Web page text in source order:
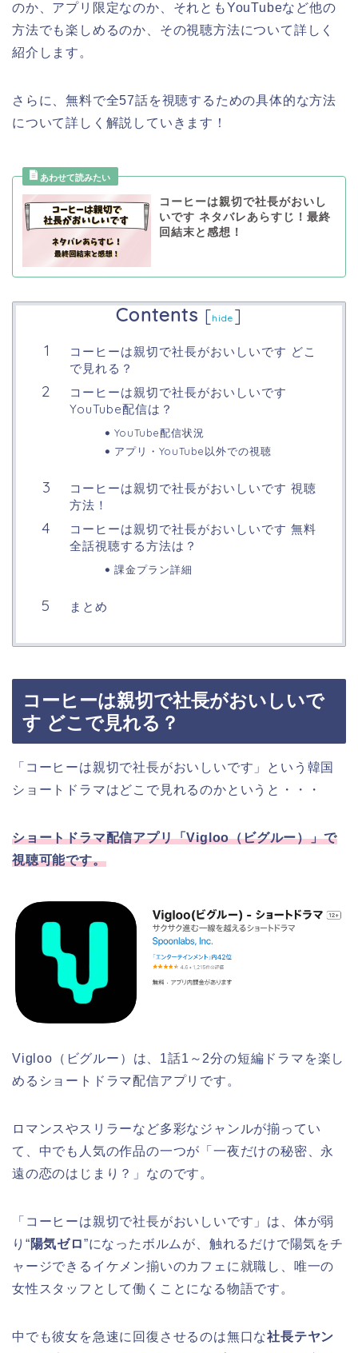
のか、アプリ限定なのか、それともYouTubeなど他の
方法でも楽しめるのか、その視聴方法について詳しく
紹介します。
さらに、無料で全57話を視聴するための具体的な方法
について詳しく解説していきます！
コーヒーは親切で社長がおいし
いです ネタバレあらすじ！最終
回結末と感想！
Contents [hide ]
コーヒーは親切で社長がおいしいです どこ
で見れる？
コーヒーは親切で社長がおいしいです
YouTube配信は？
YouTube配信状況
アプリ・YouTube以外での視聴
コーヒーは親切で社長がおいしいです 視聴
方法！
コーヒーは親切で社長がおいしいです 無料
全話視聴する方法は？
課金プラン詳細
まとめ
コーヒーは親切で社長がおいしいで
す どこで見れる？
「コーヒーは親切で社長がおいしいです」という韓国
ショートドラマはどこで見れるのかというと・・・
ショートドラマ配信アプリ「Vigloo（ビグルー）」で
視聴可能です。
Vigloo（ビグルー）は、1話1～2分の短編ドラマを楽し
めるショートドラマ配信アプリです。
ロマンスやスリラーなど多彩なジャンルが揃ってい
て、中でも人気の作品の一つが「一夜だけの秘密、永
遠の恋のはじまり？」なのです。
「コーヒーは親切で社長がおいしいです」は、体が弱
り“陽気ゼロ”になったボルムが、触れるだけで陽気をチ
ャージできるイケメン揃いのカフェに就職し、唯一の
女性スタッフとして働くことになる物語です。
中でも彼女を急速に回復させるのは無口な社長テヤン